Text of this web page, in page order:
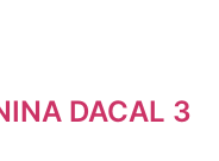
DACAL 3